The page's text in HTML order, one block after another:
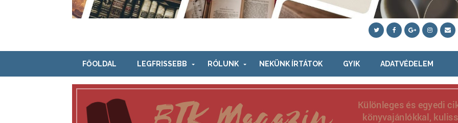
FŐOLDAL LEGFRISSEBB RÓLUNK NEKÜNK ÍRTÁTOK GYIK ADATVÉDELEM